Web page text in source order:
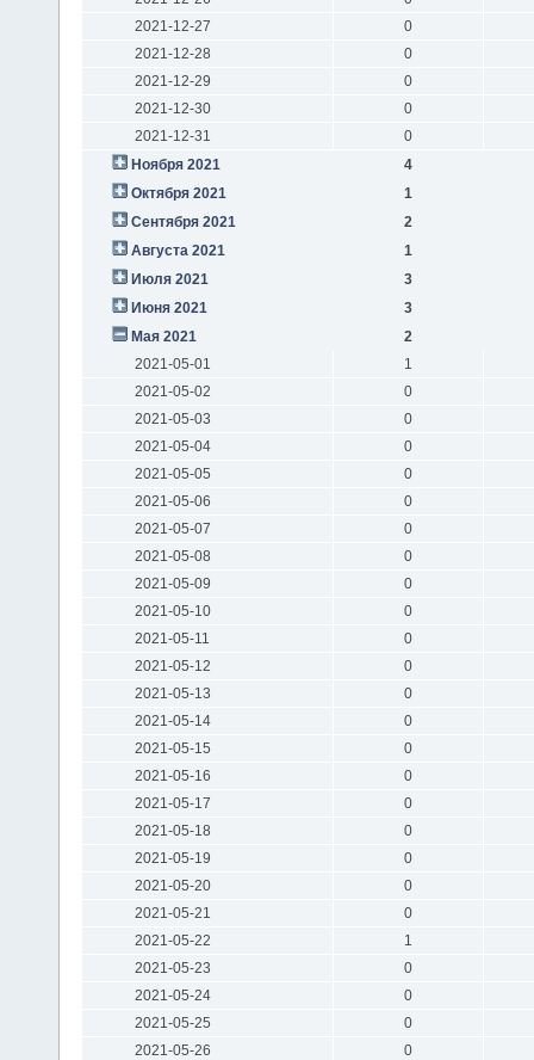
2021-12-27
0
2021-12-28
0
2021-12-29
0
2021-12-30
0
2021-12-31
0
Ноября 2021
4
Октября 2021
1
Сентября 2021
2
Августа 2021
1
Июля 2021
3
Июня 2021
3
Мая 2021
2
2021-05-01
1
2021-05-02
0
2021-05-03
0
2021-05-04
0
2021-05-05
0
2021-05-06
0
2021-05-07
0
2021-05-08
0
2021-05-09
0
2021-05-10
0
2021-05-11
0
2021-05-12
0
2021-05-13
0
2021-05-14
0
2021-05-15
0
2021-05-16
0
2021-05-17
0
2021-05-18
0
2021-05-19
0
2021-05-20
0
2021-05-21
0
2021-05-22
1
2021-05-23
0
2021-05-24
0
2021-05-25
0
2021-05-26
0